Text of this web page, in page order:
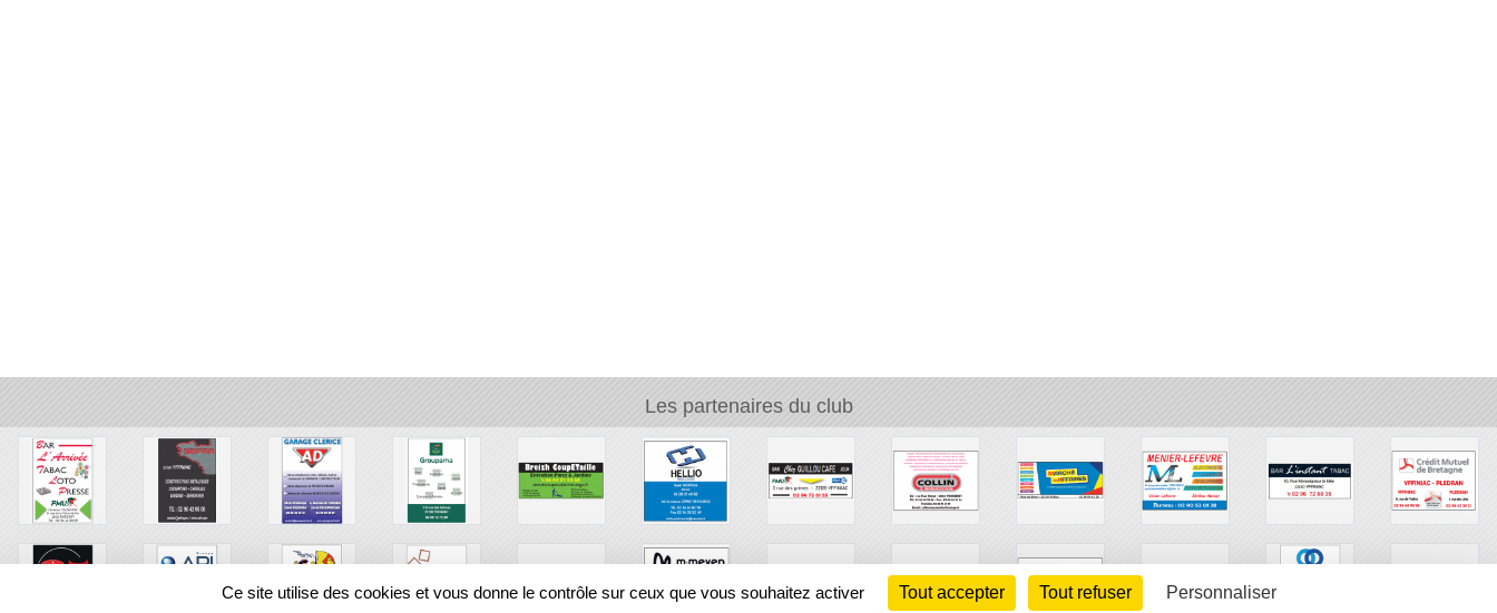
Les partenaires du club
Ce site utilise des cookies et vous donne le contrôle sur ceux que vous souhaitez activer Tout accepter Tout refuser Personnaliser